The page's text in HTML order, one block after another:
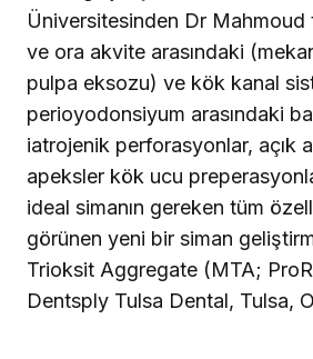
Üniversitesinden Dr
ve ora akvite arasındaki
pulpa eksozu) ve kök kanal
perioyodonsiyum arasındaki
iatrojenik perforasyonlar, açık
apeksler kök ucu
ideal simanın gereken tüm
görünen yeni bir siman
Trioksit Aggregate (MTA;
Dentsply Tulsa Dental, Tulsa,